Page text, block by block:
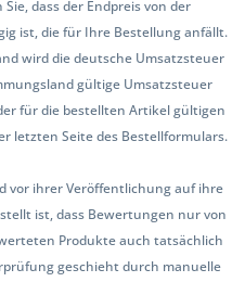
dass der Endpreis von der
ist, die für Ihre Bestellung anfällt.
wird die deutsche Umsatzsteuer
gültige Umsatzsteuer
für die bestellten Artikel gültigen
letzten Seite des Bestellformulars.
vor ihrer Veröffentlichung auf ihre
ist, dass Bewertungen nur von
Produkte auch tatsächlich
geschieht durch manuelle